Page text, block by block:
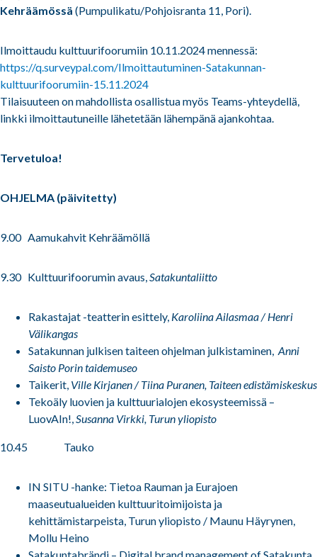
Kehräämössä (Pumpulikatu/Pohjoisranta 11, Pori).
Ilmoittaudu kulttuurifoorumiin 10.11.2024 mennessä:
https://q.surveypal.com/Ilmoittautuminen-Satakunnan-
kulttuurifoorumiin-15.11.2024
Tilaisuuteen on mahdollista osallistua myös Teams-yhteydellä,
linkki ilmoittautuneille lähetetään lähempänä ajankohtaa.
Tervetuloa!
OHJELMA (päivitetty)
9.00 Aamukahvit Kehräämöllä
9.30 Kulttuurifoorumin avaus, Satakuntaliitto
Rakastajat -teatterin esittely, Karoliina Ailasmaa / Henri
Välikangas
Satakunnan julkisen taiteen ohjelman julkistaminen, Anni
Saisto Porin taidemuseo
Taikerit, Ville Kirjanen / Tiina Puranen, Taiteen edistämiskeskus
Tekoäly luovien ja kulttuurialojen ekosysteemissä –
LuovAIn!, Susanna Virkki, Turun yliopisto
10.45 Tauko
IN SITU -hanke: Tietoa Rauman ja Eurajoen
maaseutualueiden kulttuuritoimijoista ja
kehittämistarpeista, Turun yliopisto / Maunu Häyrynen,
Mollu Heino
Satakuntabrändi – Digital brand management of Satakunta